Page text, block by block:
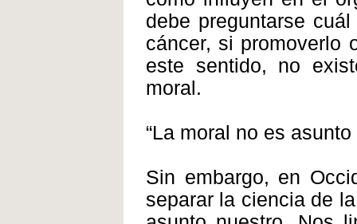
debe preguntarse
cáncer, si promoverlo
este sentido, no
moral.
“La moral no es asunto
Sin embargo, en
separar la ciencia de